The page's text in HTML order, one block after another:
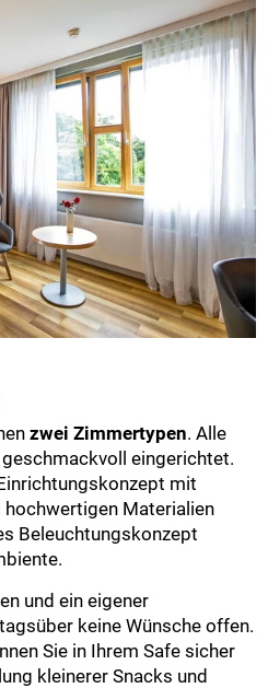
zwei Zimmertypen. Alle
eingerichtet.
mit
hochwertigen Materialien
Beleuchtungskonzept
und ein eigener
keine Wünsche offen.
Sie in Ihrem Safe sicher
kleinerer Snacks und